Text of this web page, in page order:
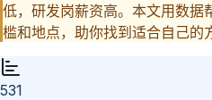
低，研发岗薪资高。本文用数据
槛和地点，助你找到适合自己的
531